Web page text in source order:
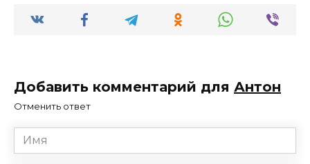
Добавить комментарий для Антон
Отменить ответ
Имя
*